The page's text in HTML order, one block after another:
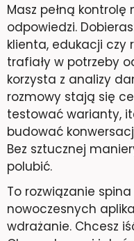
Masz pełną
odpowiedzi.
klienta, edukacji czy
trafiały w potrzeby
korzysta z analizy
rozmowy stają się
testować warianty,
budować
Bez sztucznej
polubić.
To rozwiązanie
nowoczesnych
wdrażanie. Chcesz